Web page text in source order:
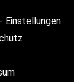
Einstellungen